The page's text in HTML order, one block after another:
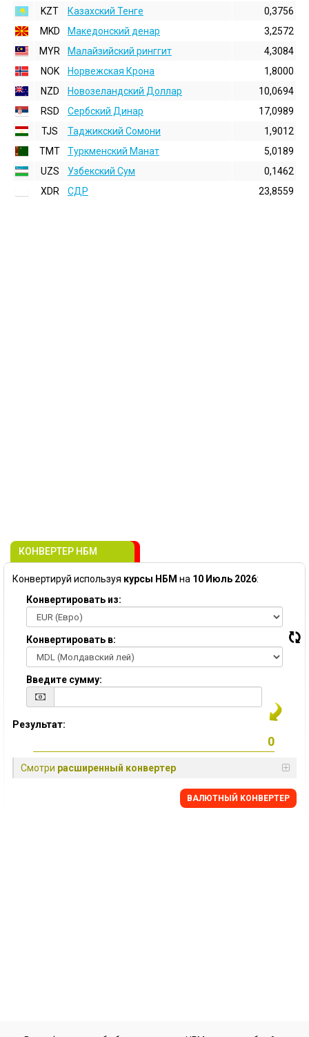
KZT
Казахский Тенге
0,3756
MKD
Македонский денар
3,2572
MYR
Малайзийский ринггит
4,3084
NOK
Норвежская Крона
1,8000
NZD
Новозеландский Доллар
10,0694
RSD
Сербский Динар
17,0989
TJS
Таджикский Сомони
1,9012
TMT
Туркменский Манат
5,0189
UZS
Узбекский Сум
0,1462
XDR
СДР 23,8559
КОНВЕРТЕР НБМ
Конвертируй используя курсы НБМ на 10 Июль 2026:
Конвертировать из:
Конвертировать в:
Введите сумму:
Результат:
Смотри расширенный конвертер
BАЛЮТНЫЙ KОНВЕРТЕР